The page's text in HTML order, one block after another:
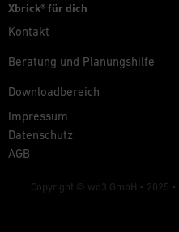
Xbrick® für dich
Kontakt
Beratung und Planungshilfe
Downloadbereich
Impressum
Datenschutz
AGB
Copyright © wd3 GmbH • 2025 •